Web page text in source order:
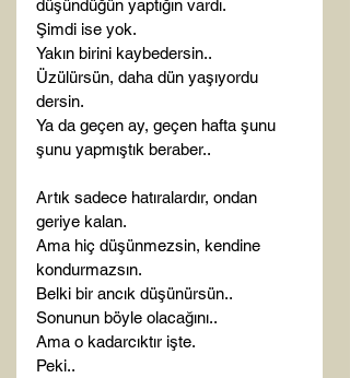
düşündüğün yaptığın vardı.
Şimdi ise yok.
Yakın birini kaybedersin..
Üzülürsün, daha dün yaşıyordu
dersin.
Ya da geçen ay, geçen hafta şunu
şunu yapmıştık beraber..
Artık sadece hatıralardır, ondan
geriye kalan.
Ama hiç düşünmezsin, kendine
kondurmazsın.
Belki bir ancık düşünürsün..
Sonunun böyle olacağını..
Ama o kadarcıktır işte.
Peki..